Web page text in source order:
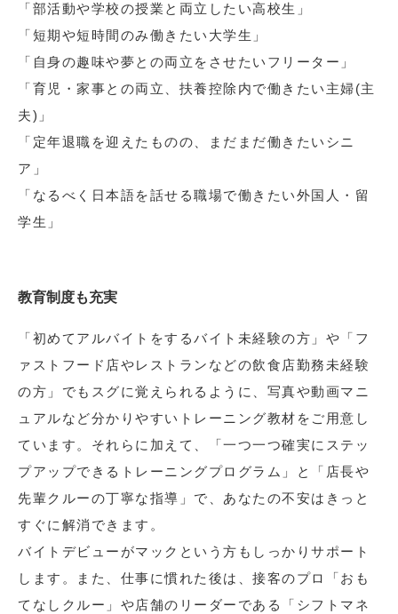
「部活動や学校の授業と両立したい高校生」
「短期や短時間のみ働きたい大学生」
「自身の趣味や夢との両立をさせたいフリーター」
「育児・家事との両立、扶養控除内で働きたい主婦(主
夫)」
「定年退職を迎えたものの、まだまだ働きたいシニ
ア」
「なるべく日本語を話せる職場で働きたい外国人・留
学生」
教育制度も充実
「初めてアルバイトをするバイト未経験の方」や「フ
ァストフード店やレストランなどの飲食店勤務未経験
の方」でもスグに覚えられるように、写真や動画マニ
ュアルなど分かりやすいトレーニング教材をご用意し
ています。それらに加えて、「一つ一つ確実にステッ
プアップできるトレーニングプログラム」と「店長や
先輩クルーの丁寧な指導」で、あなたの不安はきっと
すぐに解消できます。
バイトデビューがマックという方もしっかりサポート
します。また、仕事に慣れた後は、接客のプロ「おも
てなしクルー」や店舗のリーダーである「シフトマネ